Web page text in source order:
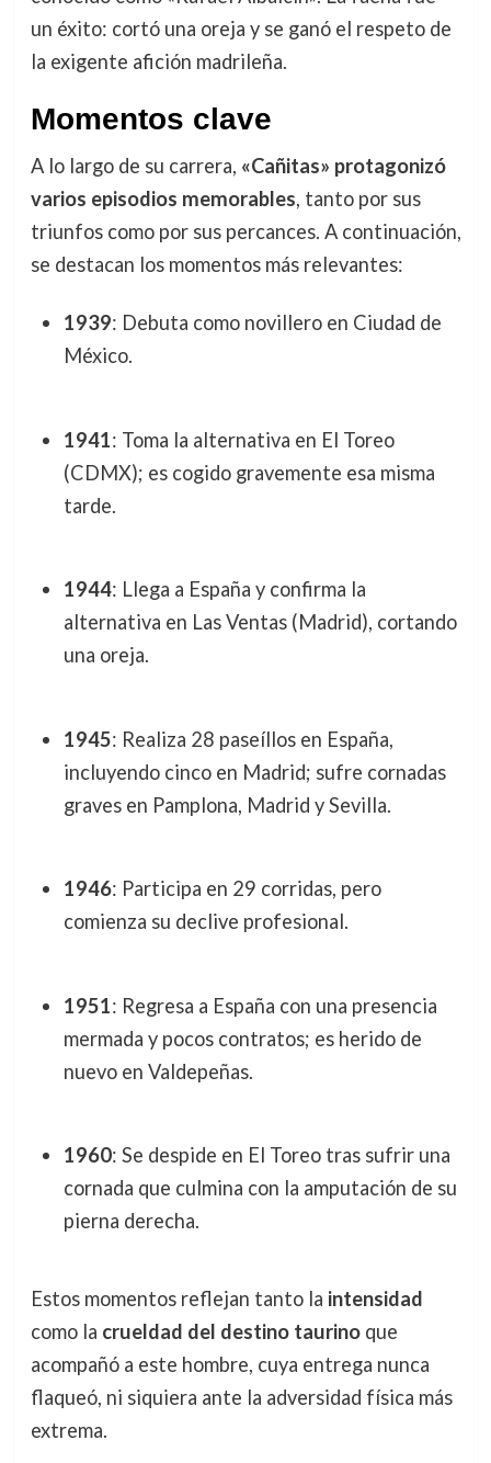
un éxito: cortó una oreja y se ganó el respeto de
la exigente afición madrileña.
Momentos clave
A lo largo de su carrera, «Cañitas» protagonizó
varios episodios memorables, tanto por sus
triunfos como por sus percances. A continuación,
se destacan los momentos más relevantes:
1939: Debuta como novillero en Ciudad de
México.
1941: Toma la alternativa en El Toreo
(CDMX); es cogido gravemente esa misma
tarde.
1944: Llega a España y confirma la
alternativa en Las Ventas (Madrid), cortando
una oreja.
1945: Realiza 28 paseíllos en España,
incluyendo cinco en Madrid; sufre cornadas
graves en Pamplona, Madrid y Sevilla.
1946: Participa en 29 corridas, pero
comienza su declive profesional.
1951: Regresa a España con una presencia
mermada y pocos contratos; es herido de
nuevo en Valdepeñas.
1960: Se despide en El Toreo tras sufrir una
cornada que culmina con la amputación de su
pierna derecha.
Estos momentos reflejan tanto la intensidad
como la crueldad del destino taurinoque
acompañó a este hombre, cuya entrega nunca
flaqueó, ni siquiera ante la adversidad física más
extrema.